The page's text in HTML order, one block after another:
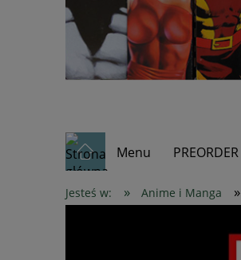
Menu PREORDER
Jesteś w: » Anime i Manga »